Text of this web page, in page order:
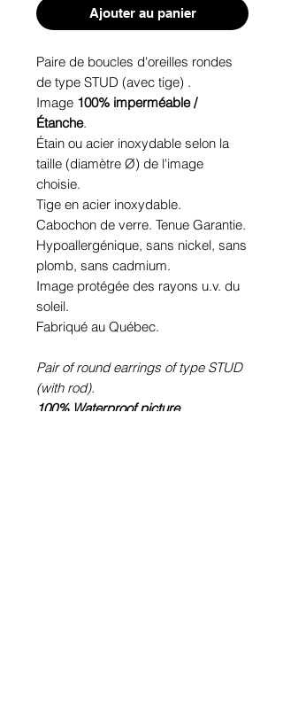
Ajouter au panier
Paire de boucles d'oreilles rondes
de type STUD (avec tige) .
Image 100% imperméable /
Étanche.
Étain ou acier inoxydable selon la
taille (diamètre Ø) de l'image
choisie.
Tige en acier inoxydable.
Cabochon de verre. Tenue Garantie.
Hypoallergénique, sans nickel, sans
plomb, sans cadmium.
Image protégée des rayons u.v. du
soleil.
Fabriqué au Québec.
Pair of round earrings of type STUD
(with rod).
100% Waterproof picture.